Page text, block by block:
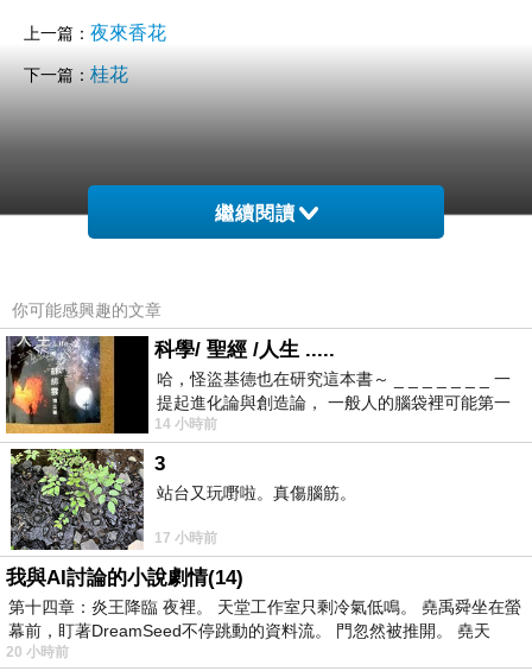
上一篇： 夜來香花
下一篇： 桂花
小洋子
2024-11-20 15:07:18
對於一首詩的美艷
是內心的焰火
漫延天際的一朵雲霞
燃燒著
理性與感性
凝視妳的眼眸
是我發亮的眼神
將自己遺忘在夜間
遠遠注視著
白天和黑夜
就讓我們的目光
繼續閱讀
你可能感興趣的文章
科學/ 聖經 /人生 .....
哈，怪盜基德也在研究這本書～ _ _ _ _ _ _ _ 一
提起進化論與創造論， 一般人的腦袋裡可能第一
時間就有「 進化論很科
14 小時前
3
站台又玩嘢啦。真傷腦筋。
17 小時前
我與AI討論的小說劇情(14)
第十四章：炎王降臨 夜裡。 天堂工作室只剩冷氣低鳴。 堯禹舜坐在螢
幕前，盯著DreamSeed不停跳動的資料流。 門忽然被推開。 堯天
20 小時前